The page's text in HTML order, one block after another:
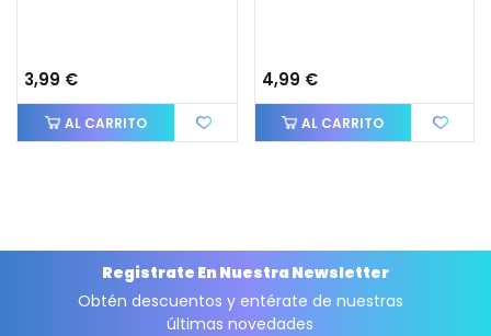
3,99 €
AL CARRITO
4,99 €
AL CARRITO
Registrate En Nuestra Newsletter
Obtén descuentos y entérate de nuestras
últimas novedades